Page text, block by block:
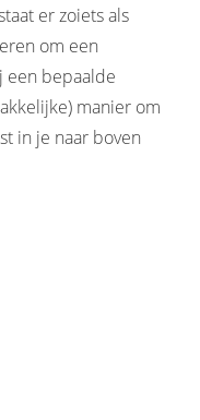
er zoiets als
om een
bepaalde
manier om
in je naar boven